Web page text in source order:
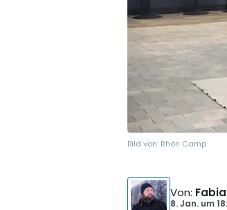
Bild von: Rhön Camp
Von:
8. Jan. um